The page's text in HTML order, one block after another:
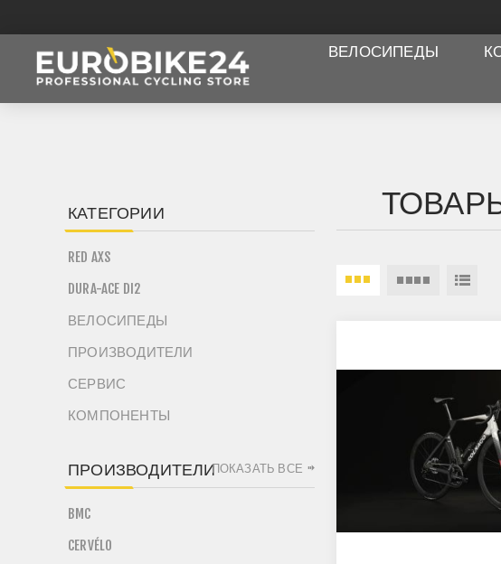
ВЕЛОСИПЕДЫ
ТОВАРЫ
КАТЕГОРИИ
RED AXS
DURA-ACE DI2
ВЕЛОСИПЕДЫ
ПРОИЗВОДИТЕЛИ
СЕРВИС
КОМПОНЕНТЫ
ПРОИЗВОДИТЕЛИ
BMC
CERVÉLO
ПОКАЗАТЬ ВСЕ